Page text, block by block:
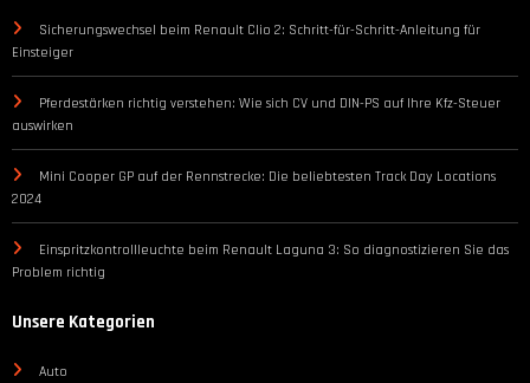
Sicherungswechsel beim Renault Clio 2: Schritt-für-Schritt-Anleitung für
Einsteiger
Pferdestärken richtig verstehen: Wie sich CV und DIN-PS auf Ihre Kfz-Steuer
auswirken
Mini Cooper GP auf der Rennstrecke: Die beliebtesten Track Day Locations
2024
Einspritzkontrollleuchte beim Renault Laguna 3: So diagnostizieren Sie das
Problem richtig
Unsere Kategorien
Auto